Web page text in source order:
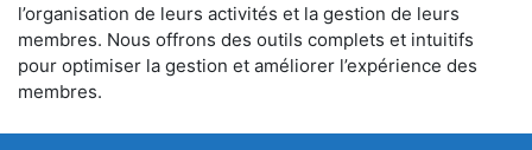
l’organisation de leurs activités et la gestion de leurs
membres. Nous offrons des outils complets et intuitifs
pour optimiser la gestion et améliorer l’expérience des
membres.